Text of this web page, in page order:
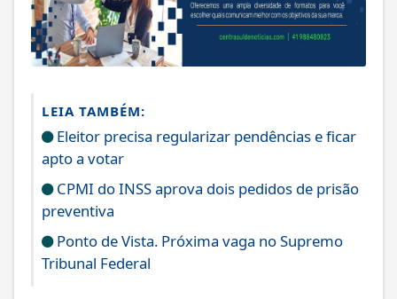
LEIA TAMBÉM:
Eleitor precisa regularizar pendências e ficar
apto a votar
CPMI do INSS aprova dois pedidos de prisão
preventiva
Ponto de Vista. Próxima vaga no Supremo
Tribunal Federal